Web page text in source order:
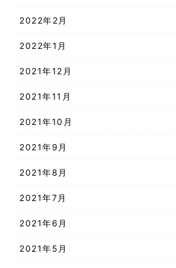
2022年2月
2022年1月
2021年12月
2021年11月
2021年10月
2021年9月
2021年8月
2021年7月
2021年6月
2021年5月